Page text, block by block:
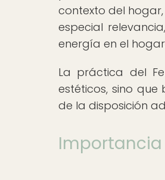
contexto del
especial
energía en el
La práctica del
estéticos, sino
de la disposición
Importancia